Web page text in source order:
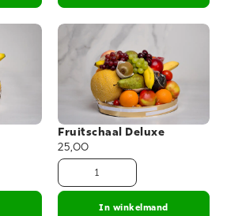
Fruitschaal Deluxe
25,00
In winkelmand